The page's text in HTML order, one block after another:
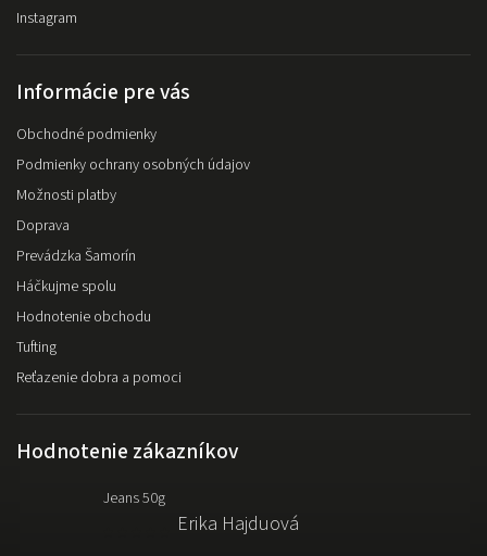
Instagram
Informácie pre vás
Obchodné podmienky
Podmienky ochrany osobných údajov
Možnosti platby
Doprava
Prevádzka Šamorín
Háčkujme spolu
Hodnotenie obchodu
Tufting
Reťazenie dobra a pomoci
Hodnotenie zákazníkov
Jeans 50g
Erika Hajduová